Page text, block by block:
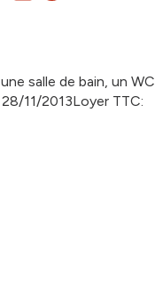
salle de bain, un WC
11/2013Loyer TTC: